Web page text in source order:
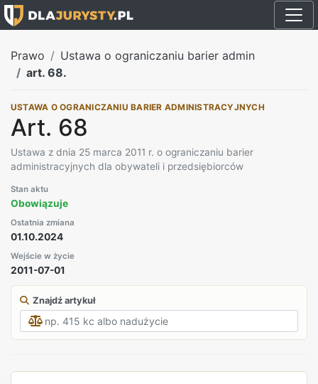
Prawo
Ustawa o ograniczaniu barier admin
art. 68.
USTAWA O OGRANICZANIU BARIER ADMINISTRACYJNYCH
Art. 68
Ustawa z dnia 25 marca 2011 r. o ograniczaniu barier
administracyjnych dla obywateli i przedsiębiorców
Stan aktu
Obowiązuje
Ostatnia zmiana
01.10.2024
Wejście w życie
2011-07-01
Znajdź artykuł